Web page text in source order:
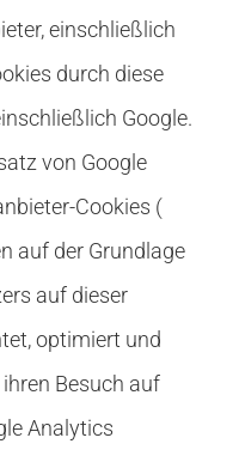
einschließlich
durch diese
Google.
von Google
Cookies (
auf der Grundlage
auf dieser
optimiert und
Besuch auf
Analytics